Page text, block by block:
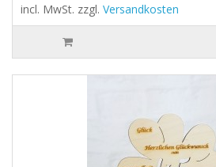
incl. MwSt. zzgl. Versandkosten